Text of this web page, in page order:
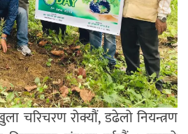
चरिचरण रोक्यौं, डढेलो नियन्त्रण